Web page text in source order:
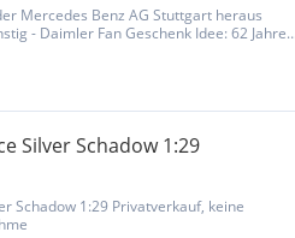
Mercedes Benz AG Stuttgart heraus
- Daimler Fan Geschenk Idee: 62 Jahre
aus 11 / 1964. Mappe mit 12 Werbeplakat
Oldtimer inkl. Prospekt Deckblatt =...
Silver Schadow 1:29
Schadow 1:29 Privatverkauf, keine